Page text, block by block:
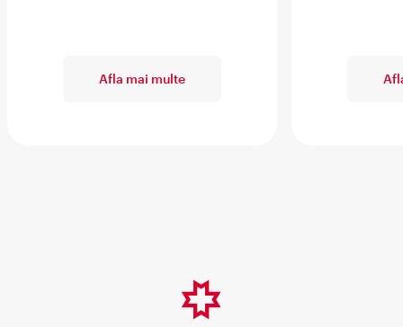
Afla mai multe